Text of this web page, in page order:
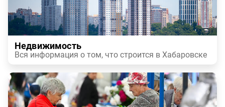
Недвижимость
Вся информация о том, что строится в Хабаровске